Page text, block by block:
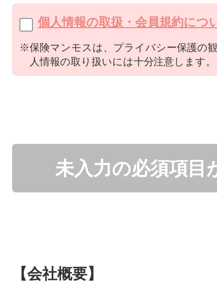
個人情報の取扱・会員規約につ
※保険マンモスは、プライバシー保護の
人情報の取り扱いには十分注意します。
未入力の必須項目
【会社概要】